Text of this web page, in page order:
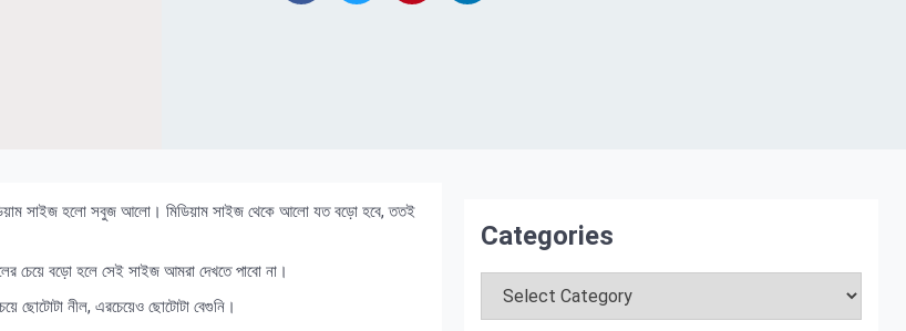
সাইজ হলো সবুজ আলো। মিডিয়াম সাইজ থেকে আলো যত বড়ো হবে, ততই
চেয়ে বড়ো হলে সেই সাইজ আমরা দেখতে পাবো না।
ছোটোটা নীল, এরচেয়েও ছোটোটা বেগুনি।
Categories